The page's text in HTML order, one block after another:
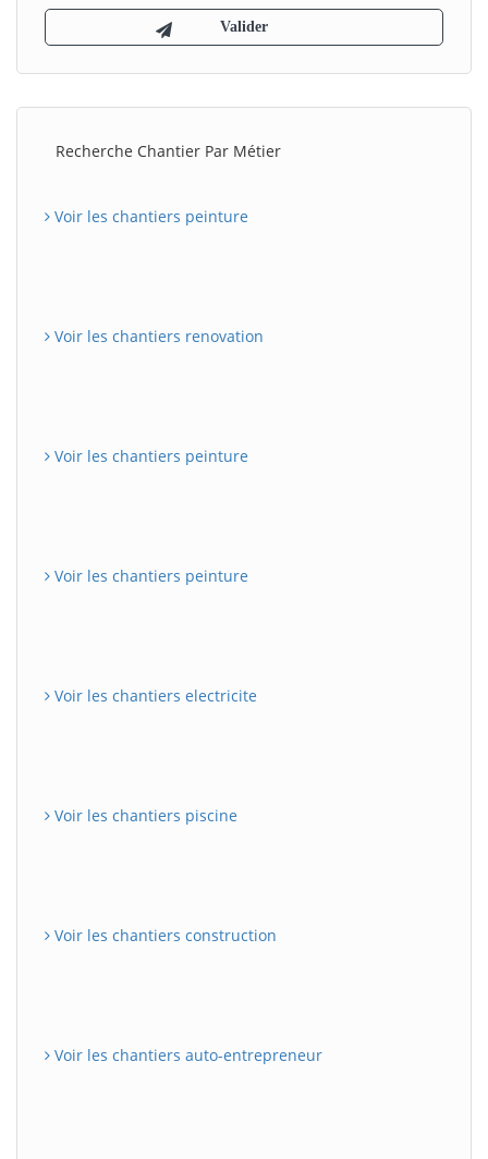
Recherche Chantier Par Métier
Voir les chantiers peinture
Voir les chantiers renovation
Voir les chantiers peinture
Voir les chantiers peinture
Voir les chantiers electricite
Voir les chantiers piscine
Voir les chantiers construction
Voir les chantiers auto-entrepreneur